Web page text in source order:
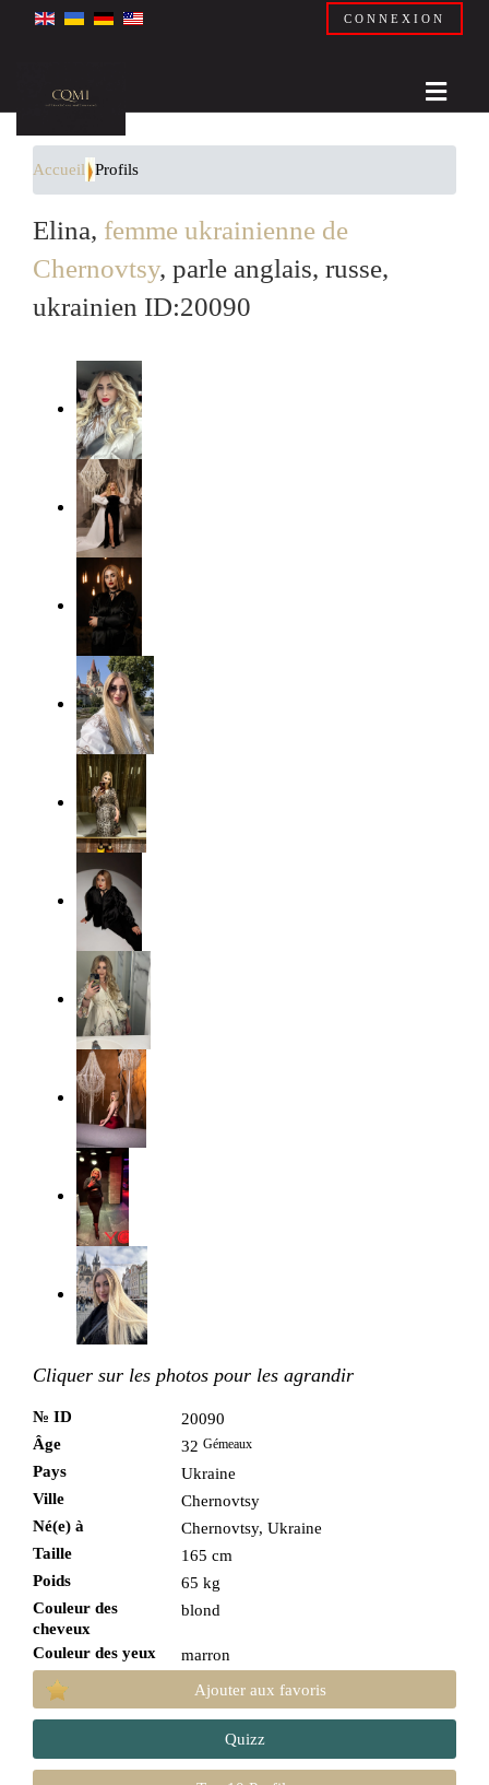
CONNEXION
Accueil Profils
Elina, femme ukrainienne de
Chernovtsy, parle anglais, russe,
ukrainien ID:20090
Cliquer sur les photos pour les agrandir
№ ID
20090
Âge
32 Gémeaux
Pays
Ukraine
Ville
Chernovtsy
Né(e) à
Chernovtsy, Ukraine
Taille
165 cm
Poids
65 kg
Couleur des
cheveux
blond
Couleur des yeux
marron
Ajouter aux favoris
Quizz